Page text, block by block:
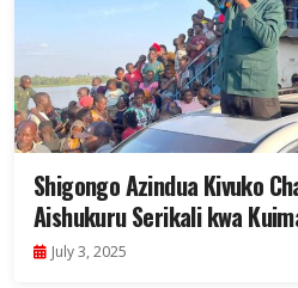
Shigongo Azindua Kivuko
Aishukuru Serikali kwa
Buchosa
July 3, 2025